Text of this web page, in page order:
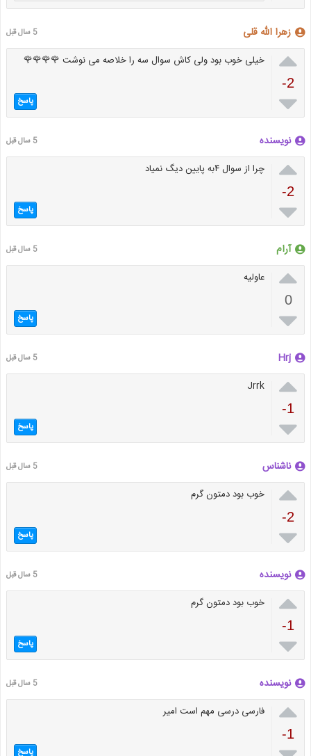
زهرا الله قلی 5 سال قبل

-2

خیلی خوب بود ولی کاش سوال سه را خلاصه می نوشت 🌹🌹🌹🌹
پاسخ
نویسنده 5 سال قبل

-2

چرا از سوال ۴به پایین دیگ نمیاد
پاسخ
آرام 5 سال قبل

0

عاولیه
پاسخ
Hrj 5 سال قبل

-1

Jrrk
پاسخ
ناشناس 5 سال قبل

-2

خوب بود دمتون گرم
پاسخ
نویسنده 5 سال قبل

-1

خوب بود دمتون گرم
پاسخ
نویسنده 5 سال قبل

-1
فارسی درسی مهم است امیر
پاسخ